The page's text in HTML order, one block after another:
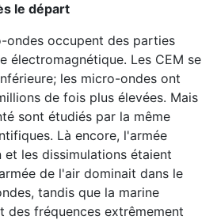
le départ
ondes occupent des parties
électromagnétique. Les CEM se
les micro-ondes ont
de fois plus élevées. Mais
sont étudiés par la même
Là encore, l'armée
les dissimulations étaient
de l'air dominait dans le
tandis que la marine
des fréquences extrêmement